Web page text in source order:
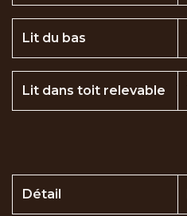
Lit du bas
Lit dans toit relevable
Détail